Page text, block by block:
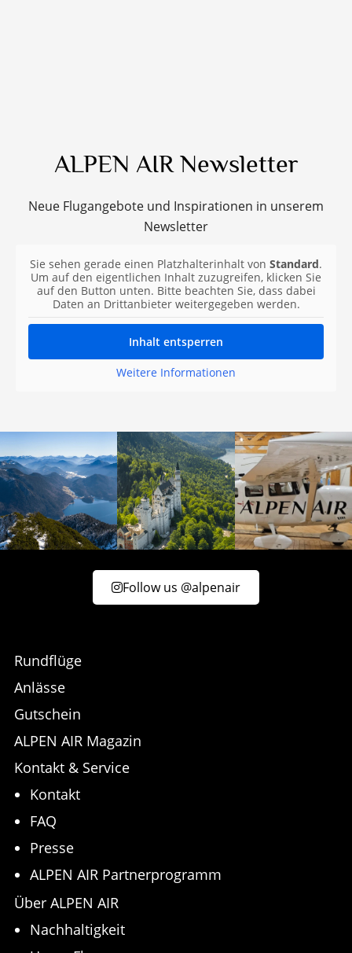
ALPEN AIR Newsletter
Neue Flugangebote und Inspirationen in unserem
Newsletter
Sie sehen gerade einen Platzhalterinhalt von Standard.
Um auf den eigentlichen Inhalt zuzugreifen, klicken Sie
auf den Button unten. Bitte beachten Sie, dass dabei
Daten an Drittanbieter weitergegeben werden.
Inhalt entsperren
Weitere Informationen
Follow us @alpenair
Rundflüge
Anlässe
Gutschein
ALPEN AIR Magazin
Kontakt & Service
Kontakt
FAQ
Presse
ALPEN AIR Partnerprogramm
Über ALPEN AIR
Nachhaltigkeit